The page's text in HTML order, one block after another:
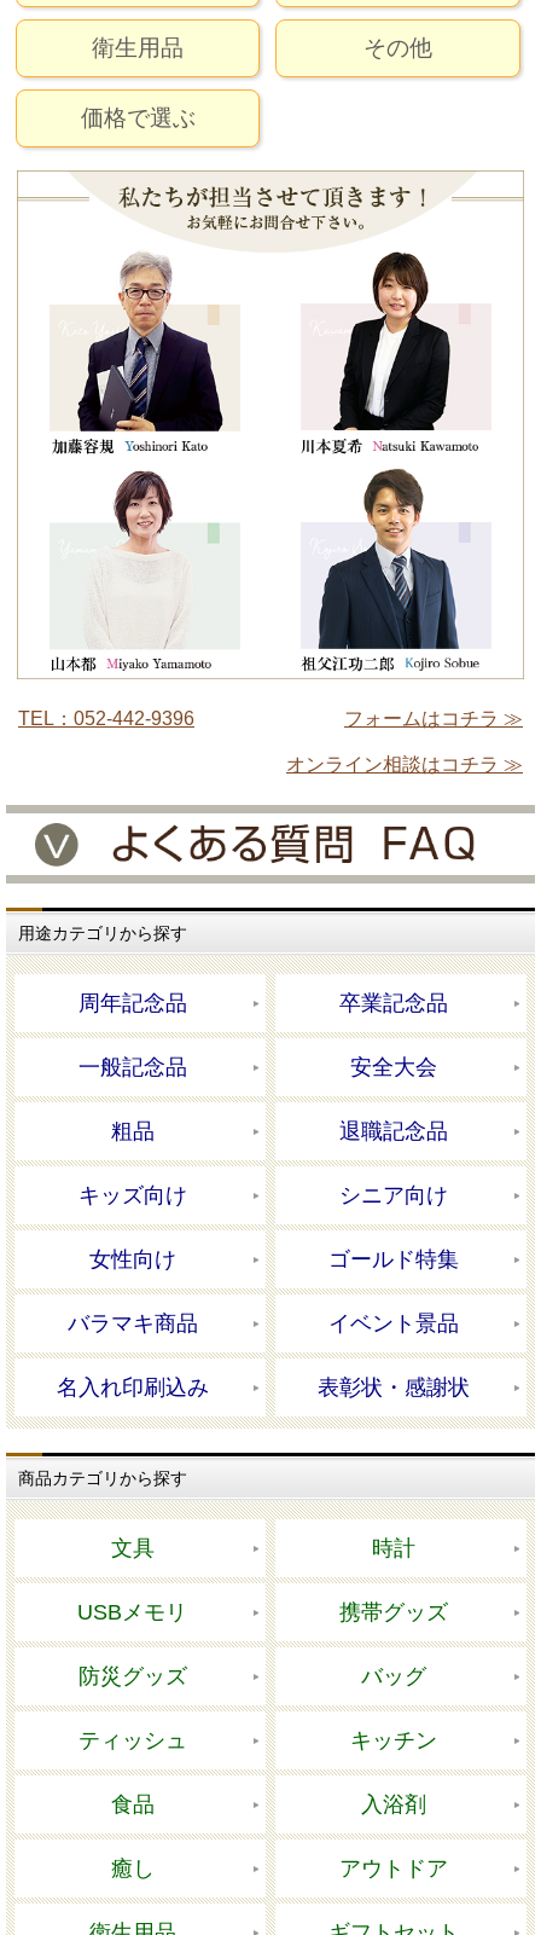
衛生用品
価格で選ぶ
その他
TEL：052-442-9396 フォームはコチラ ≫
オンライン相談はコチラ ≫
用途カテゴリから探す
周年記念品 卒業記念品
一般記念品 安全大会
粗品 退職記念品
キッズ向け シニア向け
女性向け ゴールド特集
バラマキ商品 イベント景品
名入れ印刷込み 表彰状・感謝状
商品カテゴリから探す
文具 時計
USBメモリ 携帯グッズ
防災グッズ バッグ
ティッシュ キッチン
食品 入浴剤
癒し アウトドア